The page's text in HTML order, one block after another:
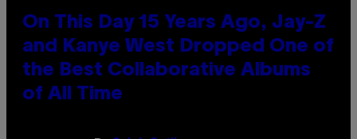
On This Day 15 Years Ago, Jay-Z
and Kanye West Dropped One of
the Best Collaborative Albums
of All Time